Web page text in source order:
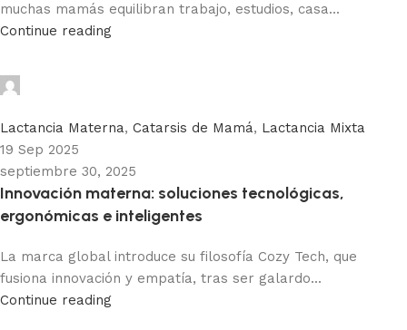
muchas mamás equilibran trabajo, estudios, casa...
Continue reading
Lactancia Materna, Catarsis de Mamá, Lactancia Mixta
19 Sep 2025
septiembre 30, 2025
Innovación materna: soluciones tecnológicas,
ergonómicas e inteligentes
La marca global introduce su filosofía Cozy Tech, que
fusiona innovación y empatía, tras ser galardo...
Continue reading